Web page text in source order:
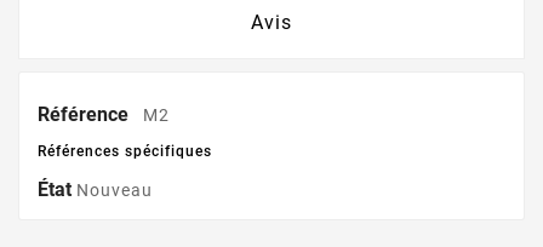
Avis
Référence M2
Références spécifiques
État Nouveau